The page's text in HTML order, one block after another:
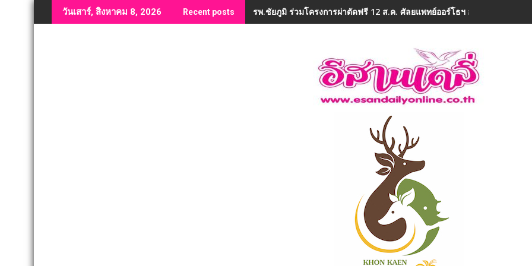
to
วันเสาร์, สิงหาคม 8, 2026 Recent posts รพ.ชัยภูมิ ร่วมโครงการผ่าตัดฟรี 12 ส.ค. ศัลยแพทย์ออร์โธฯ อาสา ถวายเป็นพร